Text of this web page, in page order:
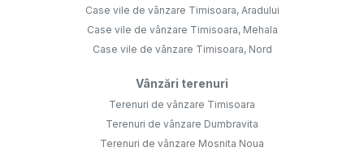
Case vile de vânzare Timisoara, Aradului
Case vile de vânzare Timisoara, Mehala
Case vile de vânzare Timisoara, Nord
Vânzări terenuri
Terenuri de vânzare Timisoara
Terenuri de vânzare Dumbravita
Terenuri de vânzare Mosnita Noua